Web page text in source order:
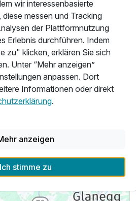
am Maltschacher See
Umgebung
wir interessenbasierte
diese messen und Tracking
der Plattformnutzung
Erlebnis durchführen. Indem
zu" klicken, erklären Sie sich
Unter “Mehr anzeigen”
anpassen. Dort
Informationen oder direkt
.
anzeigen
Ich stimme zu